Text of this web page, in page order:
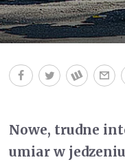
Nowe, trudne
umiar w